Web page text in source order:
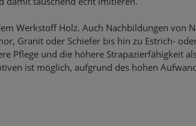
Werkstoff Holz. Auch Nachbildungen von
Granit oder Schiefer bis hin zu Estrich-
Pflege und die höhere Strapazierfähigkeit
ist möglich, aufgrund des hohen